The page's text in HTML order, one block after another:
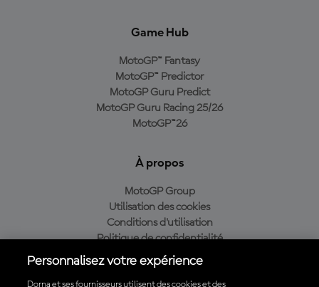
Game Hub
MotoGP™ Fantasy
MotoGP™ Predictor
MotoGP Guru Predict
MotoGP Guru Racing 25/26
MotoGP™26
À propos
MotoGP Group
Utilisation des cookies
Conditions d'utilisation
Politique de confidentialité
Politique d’achat
Personnalisez votre expérience
Dorna et ses fournisseurs utilisent des cookies et des